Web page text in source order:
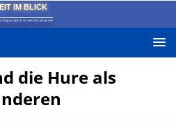
IM BLICK
Blog mit dem kritischen Blick auf die Zeit!
die Hure als